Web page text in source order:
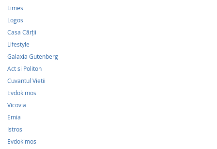
Limes
Logos
Casa Cărții
Lifestyle
Galaxia Gutenberg
Act si Politon
Cuvantul Vietii
Evdokimos
Vicovia
Emia
Istros
Evdokimos